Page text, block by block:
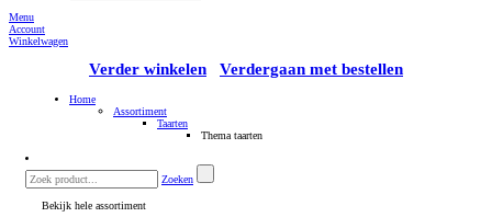
Menu
Account
Winkelwagen
Verder winkelen Verdergaan met bestellen
Home
Assortiment
Taarten
Thema taarten
Zoeken
Bekijk hele assortiment